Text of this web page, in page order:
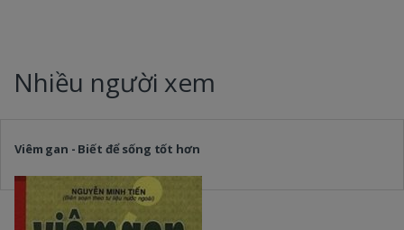
Nhiều người xem
Viêm gan - Biết để sống tốt hơn